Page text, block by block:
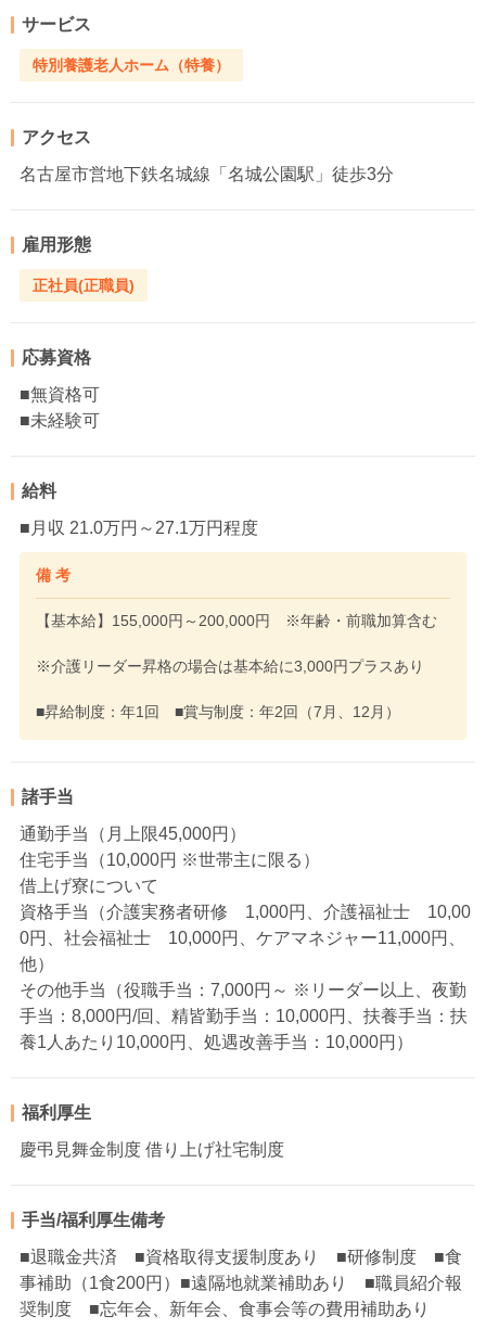
サービス
特別養護老人ホーム（特養）
アクセス
名古屋市営地下鉄名城線「名城公園駅」徒歩3分
雇用形態
正社員(正職員)
応募資格
■無資格可
■未経験可
給料
■月収 21.0万円～27.1万円程度
備 考
【基本給】155,000円～200,000円 ※年齢・前職加算含む
※介護リーダー昇格の場合は基本給に3,000円プラスあり
■昇給制度：年1回 ■賞与制度：年2回（7月、12月）
諸手当
通勤手当（月上限45,000円）
住宅手当（10,000円 ※世帯主に限る）
借上げ寮について
資格手当（介護実務者研修 1,000円、介護福祉士 10,00
0円、社会福祉士 10,000円、ケアマネジャー11,000円、
他）
その他手当（役職手当：7,000円～ ※リーダー以上、夜勤
手当：8,000円/回、精皆勤手当：10,000円、扶養手当：扶
養1人あたり10,000円、処遇改善手当：10,000円）
福利厚生
慶弔見舞金制度 借り上げ社宅制度
手当/福利厚生備考
■退職金共済 ■資格取得支援制度あり ■研修制度 ■食
事補助（1食200円）■遠隔地就業補助あり ■職員紹介報
奨制度 ■忘年会、新年会、食事会等の費用補助あり